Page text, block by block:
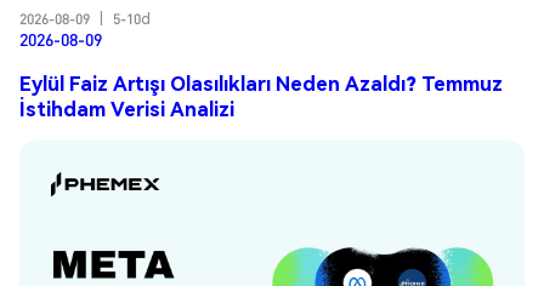
2026-08-09
5-10d
2026-08-09
Eylül Faiz Artışı Olasılıkları Neden Azaldı? Temmuz
İstihdam Verisi Analizi